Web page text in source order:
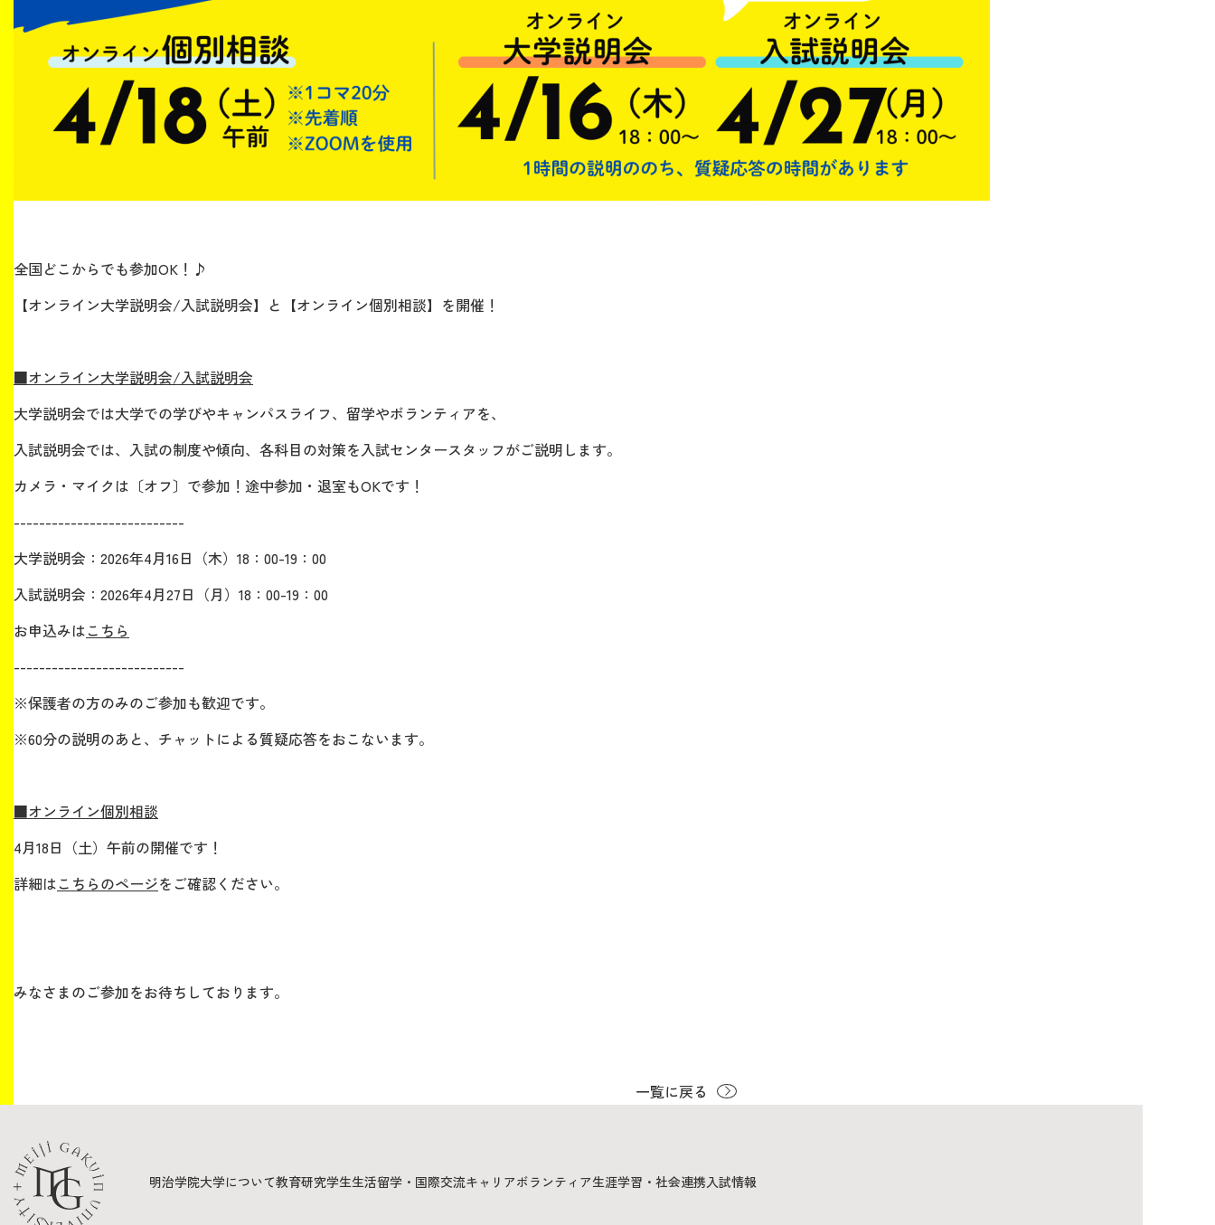
全国どこからでも参加OK！♪
【オンライン大学説明会/入試説明会】と【オンライン個別相談】を開催！
■オンライン大学説明会/入試説明会
大学説明会では大学での学びやキャンパスライフ、留学やボランティアを、
入試説明会では、入試の制度や傾向、各科目の対策を入試センタースタッフがご説明します。
カメラ・マイクは〔オフ〕で参加！途中参加・退室もOKです！
---------------------------
大学説明会：2026年4月16日（木）18：00-19：00
入試説明会：2026年4月27日（月）18：00-19：00
お申込みはこちら
---------------------------
※保護者の方のみのご参加も歓迎です。
※60分の説明のあと、チャットによる質疑応答をおこないます。
■オンライン個別相談
4月18日（土）午前の開催です！
詳細はこちらのページをご確認ください。
みなさまのご参加をお待ちしております。
一覧に戻る
明治学院大学について教育研究学生生活留学・国際交流キャリアボランティア生涯学習・社会連携入試情報